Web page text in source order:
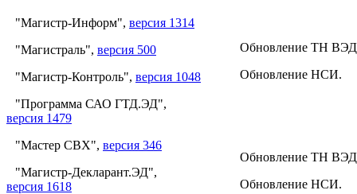
"Магистр-Информ", версия 1314
"Магистраль", версия 500
"Магистр-Контроль", версия 1048
"Программа САО ГТД.ЭД",
версия 1479
"Мастер СВХ", версия 346
"Магистр-Декларант.ЭД",
версия 1618
Обновление ТН
Обновление НСИ.
Обновление ТН
Обновление НСИ.